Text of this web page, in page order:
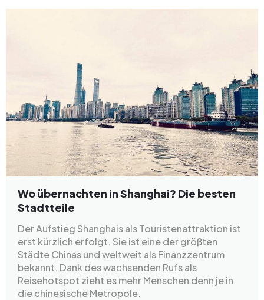
Wo übernachten in Shanghai? Die besten
Stadtteile
Der Aufstieg Shanghais als Touristenattraktion ist
erst kürzlich erfolgt. Sie ist eine der größten
Städte Chinas und weltweit als Finanzzentrum
bekannt. Dank des wachsenden Rufs als
Reisehotspot zieht es mehr Menschen denn je in
die chinesische Metropole.